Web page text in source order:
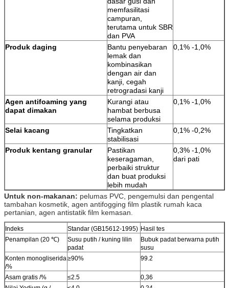
memfasilitasi
campuran,
terutama untuk SBR
dan PVA
Produk daging
Bantu penyebaran
lemak dan
kombinasikan
dengan air dan
kanji, cegah
retrogradasi kanji
0,1% -1,0%
Agen antifoaming yang
dapat dimakan
Kurangi atau
hambat berbusa
selama produksi
0,1% -1,0%
Selai kacang
Tingkatkan
stabilisasi
0,1% -0,2%
Produk kentang granular
Pastikan
keseragaman,
perbaiki struktur
dan buat produksi
lebih mudah
0,3% -1,0%
dari pati
Untuk non-makanan: pelumas PVC, pengemulsi dan pengental
tambahan kosmetik, agen antifogging film plastik rumah kaca
pertanian, agen antistatik film kemasan.
Indeks Standar (GB15612-1995) Hasil tes
Penampilan (20 ℃)
Susu putih / kuning lilin
padat
Bubuk padat berwarna putih
susu
Konten monogliserida
/%
≥90% 99.2
Asam gratis /% ≤2.5
0,36